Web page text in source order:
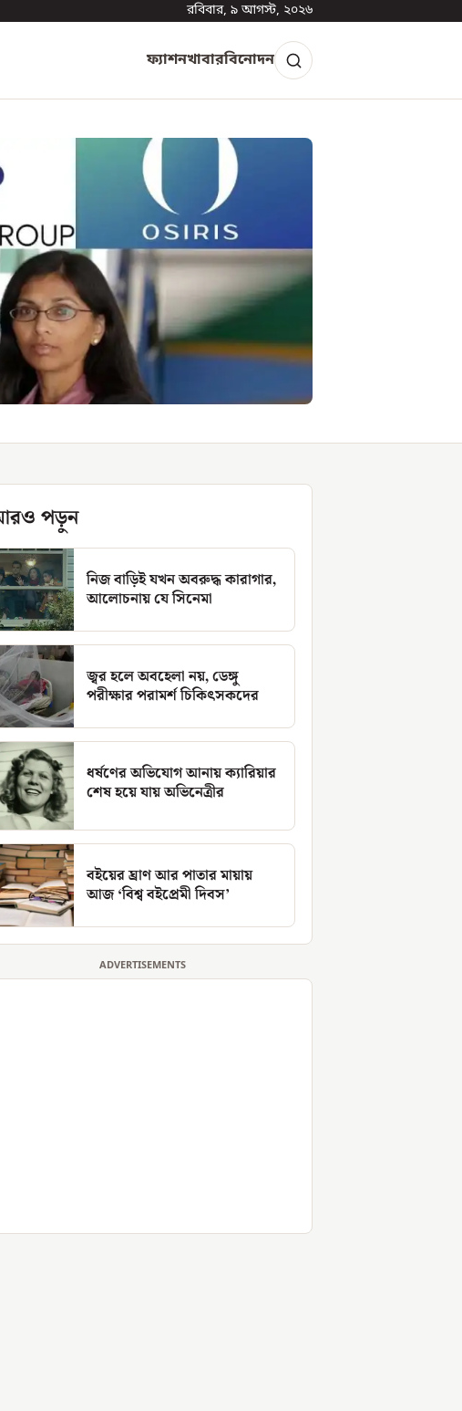
রবিবার, ৯ আগস্ট, ২০২৬
ফ্যাশনখাবারবিনোদন
পড়ুন
নিজ বাড়িই যখন অবরুদ্ধ কারাগার,
আলোচনায় যে সিনেমা
জ্বর হলে অবহেলা নয়, ডেঙ্গু
পরীক্ষার পরামর্শ চিকিৎসকদের
ধর্ষণের অভিযোগ আনায় ক্যারিয়ার
শেষ হয়ে যায় অভিনেত্রীর
বইয়ের ঘ্রাণ আর পাতার মায়ায়
আজ ‘বিশ্ব বইপ্রেমী দিবস’
ADVERTISEMENTS